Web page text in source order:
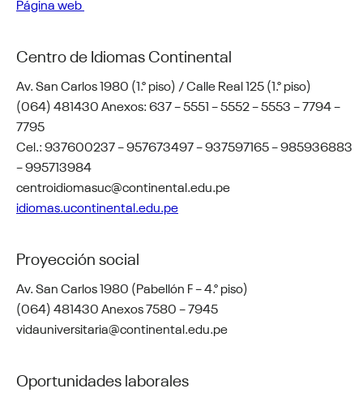
Centro de Idiomas Continental
Av. San Carlos 1980 (1.° piso) / Calle Real 125 (1.° piso)
(064) 481430 Anexos: 637 – 5551 – 5552 – 5553 – 7794 –
7795
Cel.: 937600237 – 957673497 – 937597165 – 985936883
– 995713984
centroidiomasuc@continental.edu.pe
idiomas.ucontinental.edu.pe
Proyección social
Av. San Carlos 1980 (Pabellón F – 4.° piso)
(064) 481430 Anexos 7580 – 7945
vidauniversitaria@continental.edu.pe
Oportunidades laborales